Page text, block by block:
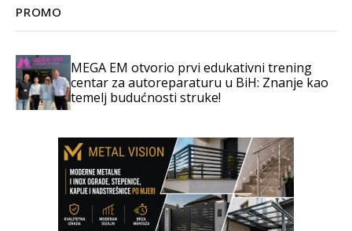
PROMO
MEGA EM otvorio prvi edukativni trening
centar za autoreparaturu u BiH: Znanje kao
temelj budućnosti struke!